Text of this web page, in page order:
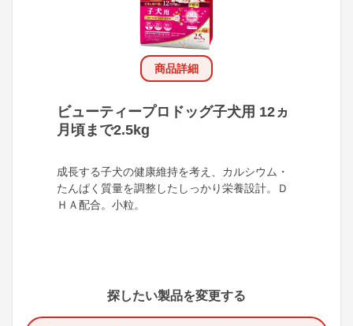
商品詳細
ビューティープロドッグ子犬用 12ヵ
月頃まで2.5kg
成長する子犬の健康維持を考え、カルシウム・
たんぱく質量を調整したしっかり栄養設計。Ｄ
ＨＡ配合。小粒。
探したい製品を変更する